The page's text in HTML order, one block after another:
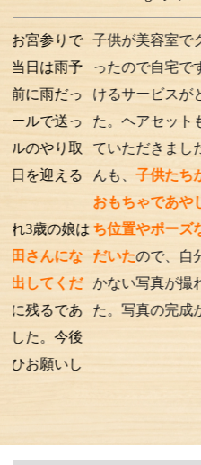
で
予
っ
っ
取
る
は
な
だ
あ
後
し
子供が美容室でグズる可
ったので自宅ですべてし
けるサービスがとても助
た。ヘアセットも希望通
ていただきました。カメ
んも、子供たちが飽きな
おもちゃであやしてくれ
ち位置やポーズなど提案
だいたので、自分たちで
かない写真が撮れて満足
た。写真の完成が楽しみ